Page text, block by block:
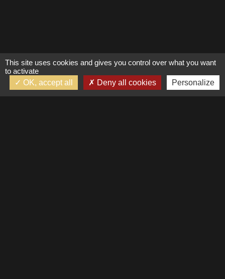
This site uses cookies and gives you control over what you want
to activate
OK, accept all
Deny all cookies Personalize